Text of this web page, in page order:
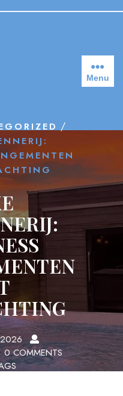
Menu
/
2026
0 COMMENTS